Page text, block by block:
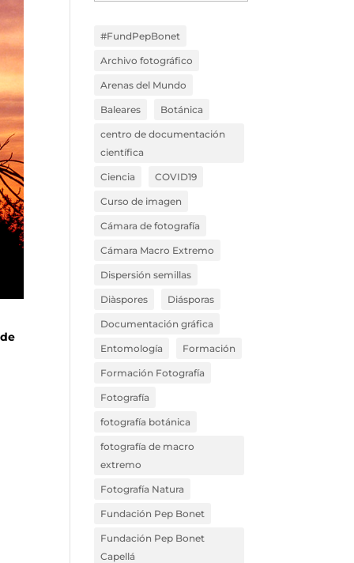
#FundPepBonet
Archivo fotográfico
Arenas del Mundo
Baleares Botánica
centro de documentación
científica
Ciencia COVID19
Curso de imagen
Cámara de fotografía
Cámara Macro Extremo
Dispersión semillas
Diàspores Diásporas
Documentación gráfica
Entomología Formación
Formación Fotografía
Fotografía
fotografía botánica
fotografía de macro
extremo
Fotografía Natura
Fundación Pep Bonet
Fundación Pep Bonet
Capellá